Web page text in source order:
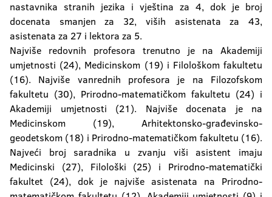
nastavnika stranih jezika i vještina za 4, dok je broj
docenata smanjen za 32, viših asistenata za 43,
asistenata za 27 i lektora za 5.
Najviše redovnih profesora trenutno je na Akademiji
umjetnosti (24), Medicinskom (19) i Filološkom fakultetu
(16). Najviše vanrednih profesora je na Filozofskom
fakultetu (30), Prirodno-matematičkom fakultetu (24) i
Akademiji umjetnosti (21). Najviše docenata je na
Medicinskom (19), Arhitektonsko-građevinsko-
geodetskom (18) i Prirodno-matematičkom fakultetu (16).
Najveći broj saradnika u zvanju viši asistent imaju
Medicinski (27), Filološki (25) i Prirodno-matematički
fakultet (24), dok je najviše asistenata na Prirodno-